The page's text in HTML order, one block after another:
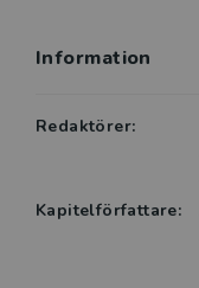
Information
Redaktörer:
Kapitelförfattare: